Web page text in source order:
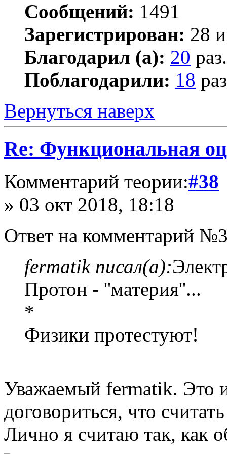
Сообщений: 1491
Зарегистрирован: 28
Благодарил (а): 20 раз.
Поблагодарили: 18
Вернуться наверх
Re: Функциональная
Комментарий теории:#38
» 03 окт 2018, 18:18
Ответ на комментарий
fermatik писал(а):
Протон - ''материя''...
*
Физики протестуют!
Уважаемый fermatik. Это
договориться, что
Лично я считаю так, как